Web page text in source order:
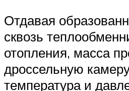
Отдавая
сквозь
отопления, масса
дроссельную
температура и